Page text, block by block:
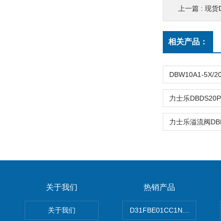
上一篇 : 现货
相关产品：
关于我们
关于我们
热销产品